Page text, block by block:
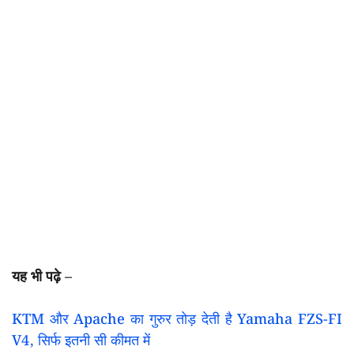
यह भी पढ़े –
KTM और Apache का गुरुर तोड़ देती है Yamaha FZS-FI
V4, सिर्फ इतनी सी कीमत में